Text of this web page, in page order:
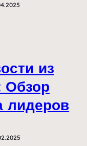
из
Обзор
лидеров